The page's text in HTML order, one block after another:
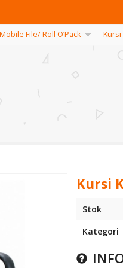
( 24 Co
Mobile File/ Roll O’Pack Kursi
Kursi
Stok
Kategori